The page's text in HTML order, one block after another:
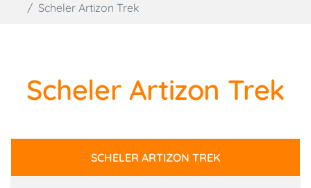
Scheler Artizon Trek
Scheler Artizon Trek
SCHELER ARTIZON TREK